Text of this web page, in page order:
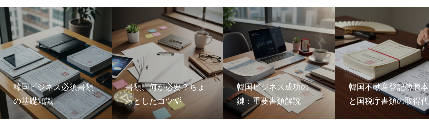
韓国ビジネス必須書類
の基礎知識
書類、何が必要？ちょ
っとしたコツ💡
韓国ビジネス成功の
鍵：重要書類解説
韓国不動産登記簿謄本
と国税庁書類の取得代